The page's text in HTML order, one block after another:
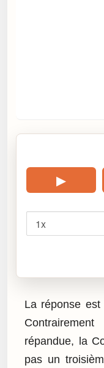
▶
La réponse est
répandue, la
pas un